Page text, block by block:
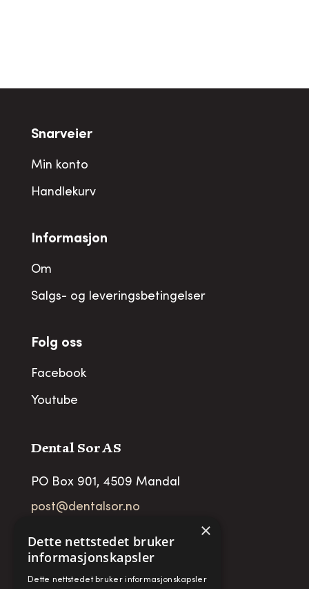
Snarveier
Min konto
Handlekurv
Informasjon
Om
Salgs- og leveringsbetingelser
Folg oss
Facebook
Youtube
Dental Sor AS
PO Box 901, 4509 Mandal
post@dentalsor.no
Telefon: +47 38 27 88 88
Fax: + 47 38 27 88 89
×
Dette nettstedet bruker
informasjonskapsler
Dette nettstedet bruker informasjonskapsler